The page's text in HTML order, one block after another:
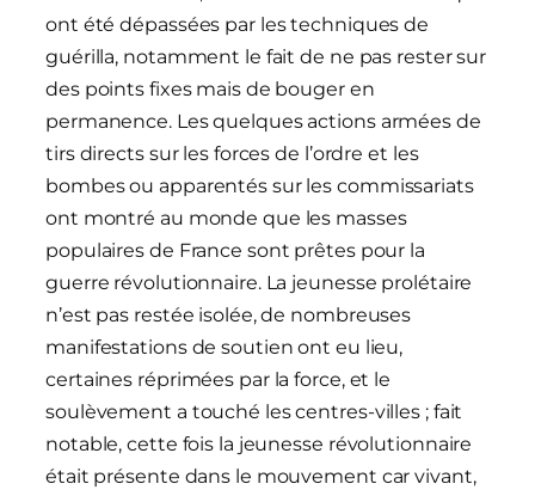
ont été dépassées par les techniques de
guérilla, notamment le fait de ne pas rester sur
des points fixes mais de bouger en
permanence. Les quelques actions armées de
tirs directs sur les forces de l’ordre et les
bombes ou apparentés sur les commissariats
ont montré au monde que les masses
populaires de France sont prêtes pour la
guerre révolutionnaire. La jeunesse prolétaire
n’est pas restée isolée, de nombreuses
manifestations de soutien ont eu lieu,
certaines réprimées par la force, et le
soulèvement a touché les centres-villes ; fait
notable, cette fois la jeunesse révolutionnaire
était présente dans le mouvement car vivant,